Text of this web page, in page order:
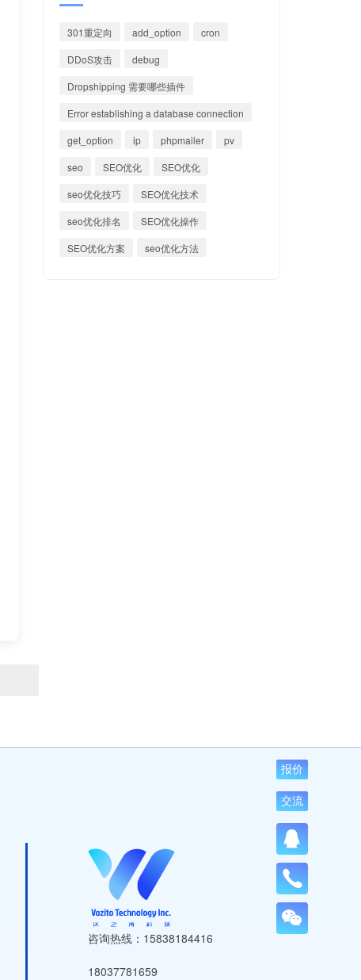
301重定向 add_option
cron
DDoS攻击
debug
Dropshipping 需要哪些插件
Error establishing a database connection
get_option
ip phpmailer
pv
seo
SEO优化
SEO优化
seo优化技巧
SEO优化技术
seo优化排名
SEO优化操作
SEO优化方案
seo优化方法
咨询热线：15838184416
18037781659
报价
交流